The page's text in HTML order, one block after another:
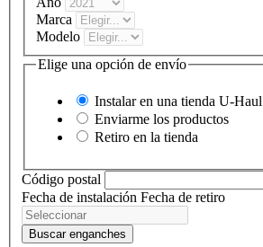
Marca
Modelo
Elige una opción de envío
Instalar en una tienda U-Haul
Enviarme los productos
Retiro en la tienda
Código postal
Fecha de instalación Fecha de retiro
Buscar enganches